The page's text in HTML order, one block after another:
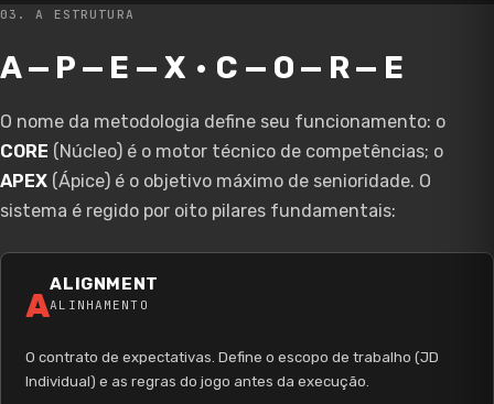
03. A ESTRUTURA
A — P — E — X · C — O — R — E
O nome da metodologia define seu funcionamento: o
CORE (Núcleo) é o motor técnico de competências; o
APEX (Ápice) é o objetivo máximo de senioridade. O
sistema é regido por oito pilares fundamentais:
A
ALIGNMENT
ALINHAMENTO
O contrato de expectativas. Define o escopo de trabalho (JD
Individual) e as regras do jogo antes da execução.